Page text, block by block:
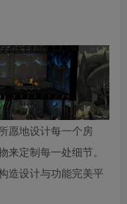
愿地设计每一个房
定制每一处细节。
造设计与功能完美平